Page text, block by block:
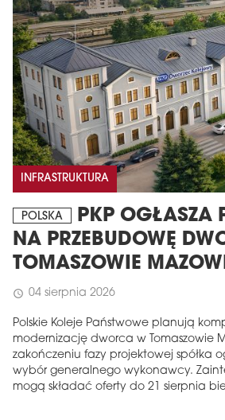
INFRASTRUKTURA
POLSKA
PKP OGŁASZA
NA PRZEBUDOWĘ
TOMASZOWIE
schedule 04 sierpnia 2026
Polskie Koleje Państwowe planują
modernizację dworca w Tomaszowie
zakończeniu fazy projektowej spółka
wybór generalnego wykonawcy.
mogą składać oferty do 21 sierpnia